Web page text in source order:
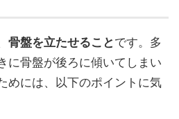
骨盤を立たせること です。多
に骨盤が後ろに傾いてしまい
めには、以下のポイントに気